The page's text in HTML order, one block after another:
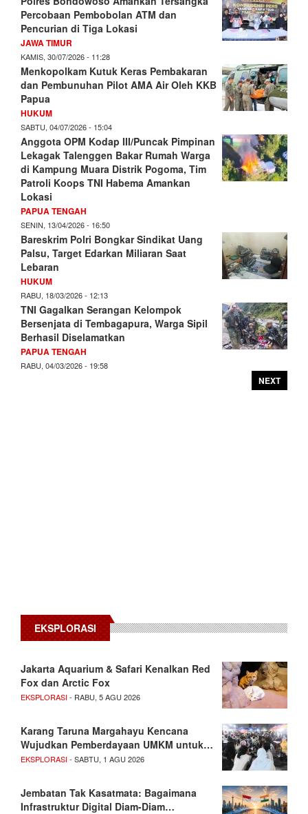
Percobaan Pembobolan ATM dan
Pencurian di Tiga Lokasi
JAWA TIMUR
KAMIS, 30/07/2026 - 11:28
Menkopolkam Kutuk Keras Pembakaran
dan Pembunuhan Pilot AMA Air Oleh KKB
Papua
HUKUM
SABTU, 04/07/2026 - 15:04
Anggota OPM Kodap III/Puncak Pimpinan
Lekagak Talenggen Bakar Rumah Warga
di Kampung Muara Distrik Pogoma, Tim
Patroli Koops TNI Habema Amankan
Lokasi
PAPUA TENGAH
SENIN, 13/04/2026 - 16:50
Bareskrim Polri Bongkar Sindikat Uang
Palsu, Target Edarkan Miliaran Saat
Lebaran
HUKUM
RABU, 18/03/2026 - 12:13
TNI Gagalkan Serangan Kelompok
Bersenjata di Tembagapura, Warga Sipil
Berhasil Diselamatkan
PAPUA TENGAH
RABU, 04/03/2026 - 19:58
NEXT
EKSPLORASI
Jakarta Aquarium & Safari Kenalkan Red
Fox dan Arctic Fox
EKSPLORASI- RABU, 5 AGU 2026
Karang Taruna Margahayu Kencana
Wujudkan Pemberdayaan UMKM untuk…
EKSPLORASI- SABTU, 1 AGU 2026
Jembatan Tak Kasatmata: Bagaimana
Infrastruktur Digital Diam-Diam…